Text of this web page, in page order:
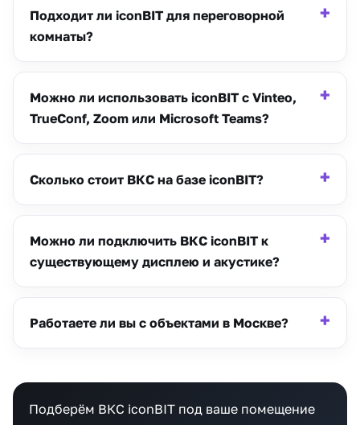
Подходит ли iconBIT для переговорной
комнаты?
Можно ли использовать iconBIT с Vinteo,
TrueConf, Zoom или Microsoft Teams?
Сколько стоит ВКС на базе iconBIT?
Можно ли подключить ВКС iconBIT к
существующему дисплею и акустике?
Работаете ли вы с объектами в Москве?
Подберём ВКС iconBIT под ваше помещение